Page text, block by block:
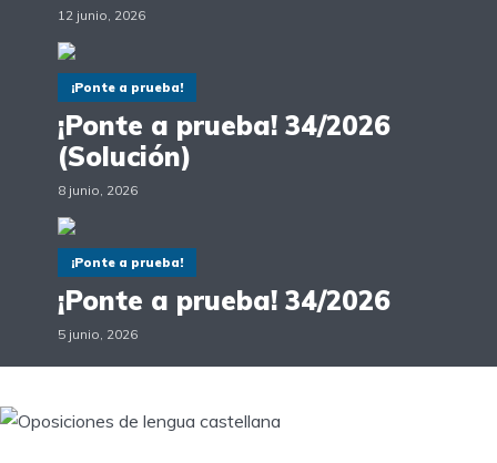
12 junio, 2026
¡Ponte a prueba!
¡Ponte a prueba! 34/2026
(Solución)
8 junio, 2026
¡Ponte a prueba!
¡Ponte a prueba! 34/2026
5 junio, 2026